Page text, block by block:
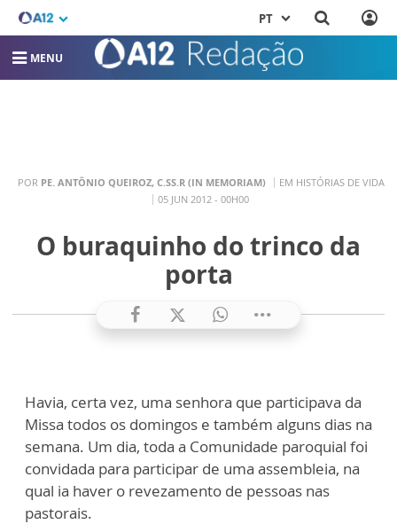
PT
MENU
POR PE. ANTÔNIO QUEIROZ, C.SS.R (IN MEMORIAM)
EM HISTÓRIAS DE VIDA
05 JUN 2012 - 00H00
O buraquinho do trinco da
porta
Havia, certa vez, uma senhora que participava da
Missa todos os domingos e também alguns dias na
semana. Um dia, toda a Comunidade paroquial foi
convidada para participar de uma assembleia, na
qual ia haver o revezamento de pessoas nas
pastorais.